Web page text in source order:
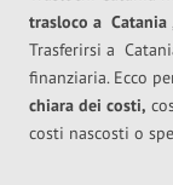
trasloco a Catania
Trasferirsi a
finanziaria. Ecco
chiara dei costi,
costi nascosti o